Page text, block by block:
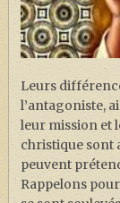
Leurs
l’antagoniste,
leur mission et
christique sont
peuvent
Rappelons